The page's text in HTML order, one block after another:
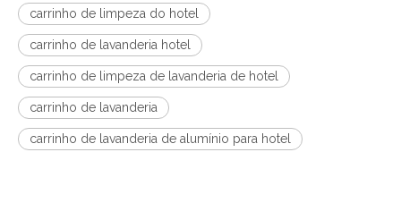
carrinho de limpeza do hotel
carrinho de lavanderia hotel
carrinho de limpeza de lavanderia de hotel
carrinho de lavanderia
carrinho de lavanderia de alumínio para hotel